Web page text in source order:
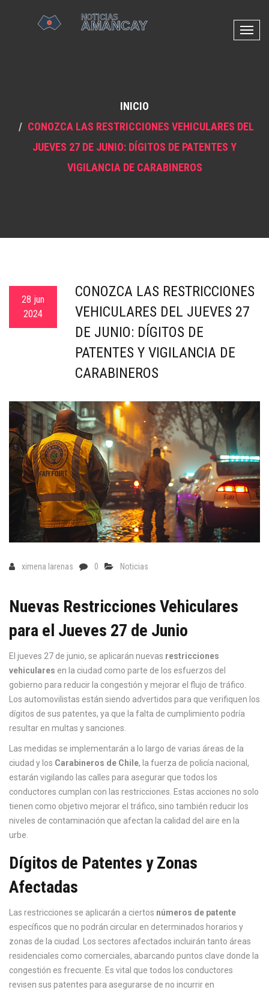
N
i
a
INICIO
CONOZCA LAS RESTRICCIONES VEHICULARES DEL
JUEVES 27 DE JUNIO: DÍGITOS DE PATENTES Y
VIGILANCIA DE CARABINEROS
28 jun
2024
CONOZCA LAS RESTRICCIONES
VEHICULARES DEL JUEVES 27
DE JUNIO: DÍGITOS DE
PATENTES Y VIGILANCIA DE
CARABINEROS
ximena larenas 0 Noticias
Nuevas Restricciones Vehiculares
para el Jueves 27 de Junio
El jueves 27 de junio, se aplicarán nuevas restricciones
vehiculares en la ciudad como parte de los esfuerzos del
gobierno para reducir la congestión y mejorar el flujo de tráfico.
Los automovilistas están siendo advertidos para que verifiquen los
dígitos de sus patentes, ya que la falta de cumplimiento podría
resultar en multas y sanciones.
Las medidas se implementarán a lo largo de varias áreas de la
ciudad y los Carabineros de Chile, la fuerza de policía nacional,
estarán vigilando las calles para asegurar que todos los
conductores cumplan con las restricciones. Estas acciones no solo
tienen como objetivo mejorar el tráfico, sino también reducir los
niveles de contaminación que afectan la calidad del aire en la
urbe.
Dígitos de Patentes y Zonas
Afectadas
Las restricciones se aplicarán a ciertos números de patente
específicos que no podrán circular en determinados horarios y
zonas de la ciudad. Los sectores afectados incluirán tanto áreas
residenciales como comerciales, abarcando puntos clave donde la
congestión es frecuente. Es vital que todos los conductores
revisen sus patentes para asegurarse de no incurrir en